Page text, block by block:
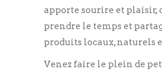
apporte sourire et plaisir,
prendre le temps et
produits locaux, naturels
Venez faire le plein de